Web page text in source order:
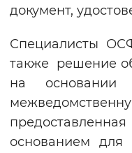
документ,
Специалисты
также решение
на основании
основанием для